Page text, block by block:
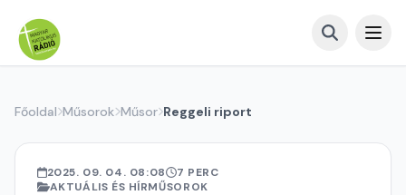
Főoldal Műsorok Műsor Reggeli riport
2025. 09. 04. 08:08
7 PERC
AKTUÁLIS ÉS HÍRMŰSOROK